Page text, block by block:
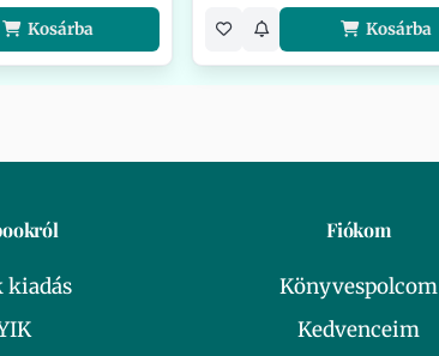
Kosárba Kosárba
kiadás
Fiókom
Könyvespolcom
Kedvenceim